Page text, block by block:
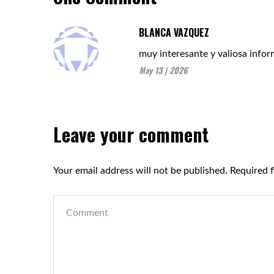
BLANCA VAZQUEZ
muy interesante y valiosa
May 13 | 2026
Leave your comment
Your email address will not be published. Required